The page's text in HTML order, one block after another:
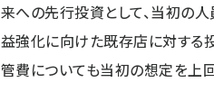
来への先行投資として、当初の
益強化に向けた既存店に対する
管費についても当初の想定を上